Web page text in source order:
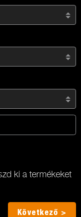
ki a termékeket
Következő >